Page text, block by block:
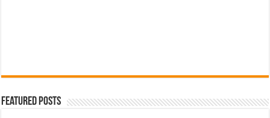
Featured Posts